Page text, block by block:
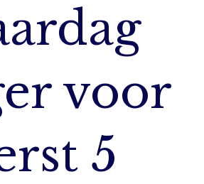
voor
5